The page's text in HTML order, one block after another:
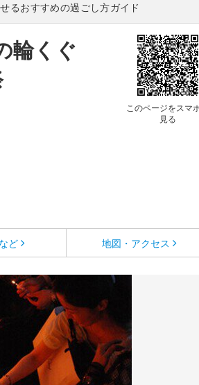
るおすすめの過ごし方ガイド
輪くぐ
このページをスマ
見る
ど 地図・アクセス